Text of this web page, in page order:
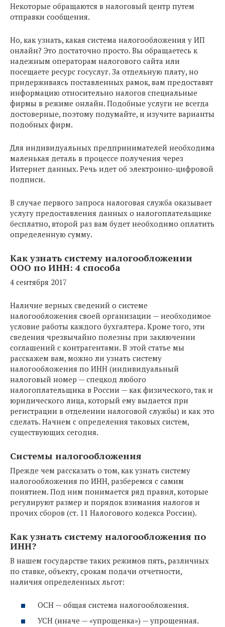
Некоторые обращаются в налоговый центр путем
отправки сообщения.
Но, как узнать, какая система налогообложения у ИП
онлайн? Это достаточно просто. Вы обращаетесь к
надежным операторам налогового сайта или
посещаете ресурс госуслуг. За отдельную плату, но
придерживаясь поставленных рамок, вам предоставят
информацию относительно налогов специальные
фирмы в режиме онлайн. Подобные услуги не всегда
достоверные, поэтому подумайте, и изучите варианты
подобных фирм.
Для индивидуальных предпринимателей необходима
маленькая деталь в процессе получения через
Интернет данных. Речь идет об электронно-цифровой
подписи.
В случае первого запроса налоговая служба оказывает
услугу предоставления данных о налогоплательщике
бесплатно, второй раз вам будет необходимо оплатить
определенную сумму.
Как узнать систему налогообложении
ООО по ИНН: 4 способа
4 сентября 2017
Наличие верных сведений о системе
налогообложения своей организации — необходимое
условие работы каждого бухгалтера. Кроме того, эти
сведения чрезвычайно полезны при заключении
соглашений с контрагентами. В этой статье мы
расскажем вам, можно ли узнать систему
налогообложения по ИНН (индивидуальный
налоговый номер — спецкод любого
налогоплательщика в России — как физического, так и
юридического лица, который ему выдается при
регистрации в отделении налоговой службы) и как это
сделать. Начнем с определения таковых систем,
существующих сегодня.
Системы налогообложения
Прежде чем рассказать о том, как узнать систему
налогообложения по ИНН, разберемся с самим
понятием. Под ним понимается ряд правил, которые
регулируют размер и порядок взимания налогов и
прочих сборов (ст. 11 Налогового кодекса России).
Как узнать систему налогообложения по
ИНН?
В нашем государстве таких режимов пять, различных
по ставке, объекту, срокам подачи отчетности,
наличия определенных льгот:
ОСН — общая система налогообложения.
УСН (иначе — «упрощенка») — упрощенная.